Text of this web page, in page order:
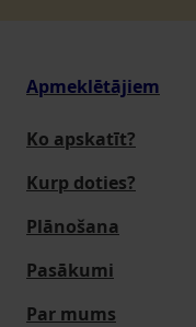
Apmeklētājiem
Ko apskatīt?
Kurp doties?
Plānošana
Pasākumi
Par mums